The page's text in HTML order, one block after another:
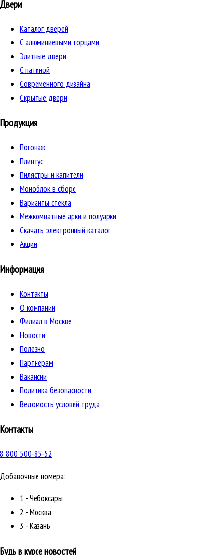
Двери
Каталог дверей
C алюминиевыми торцами
Элитные двери
C патиной
Cовременного дизайна
Скрытые двери
Продукция
Погонаж
Плинтус
Пилястры и капители
Моноблок в сборе
Варианты стекла
Межкомнатные арки и полуарки
Скачать электронный каталог
Акции
Информация
Контакты
О компании
Филиал в Москве
Новости
Полезно
Партнерам
Вакансии
Политика безопасности
Ведомость условий труда
Контакты
8 800 500-85-52
Добавочные номера:
1 - Чебоксары
2 - Москва
3 - Казань
Будь в курсе новостей